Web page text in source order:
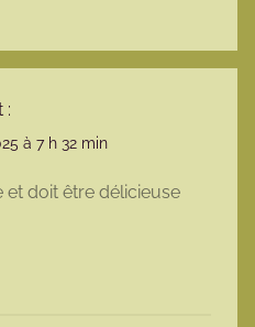
:
à 7 h 32 min
et doit être délicieuse